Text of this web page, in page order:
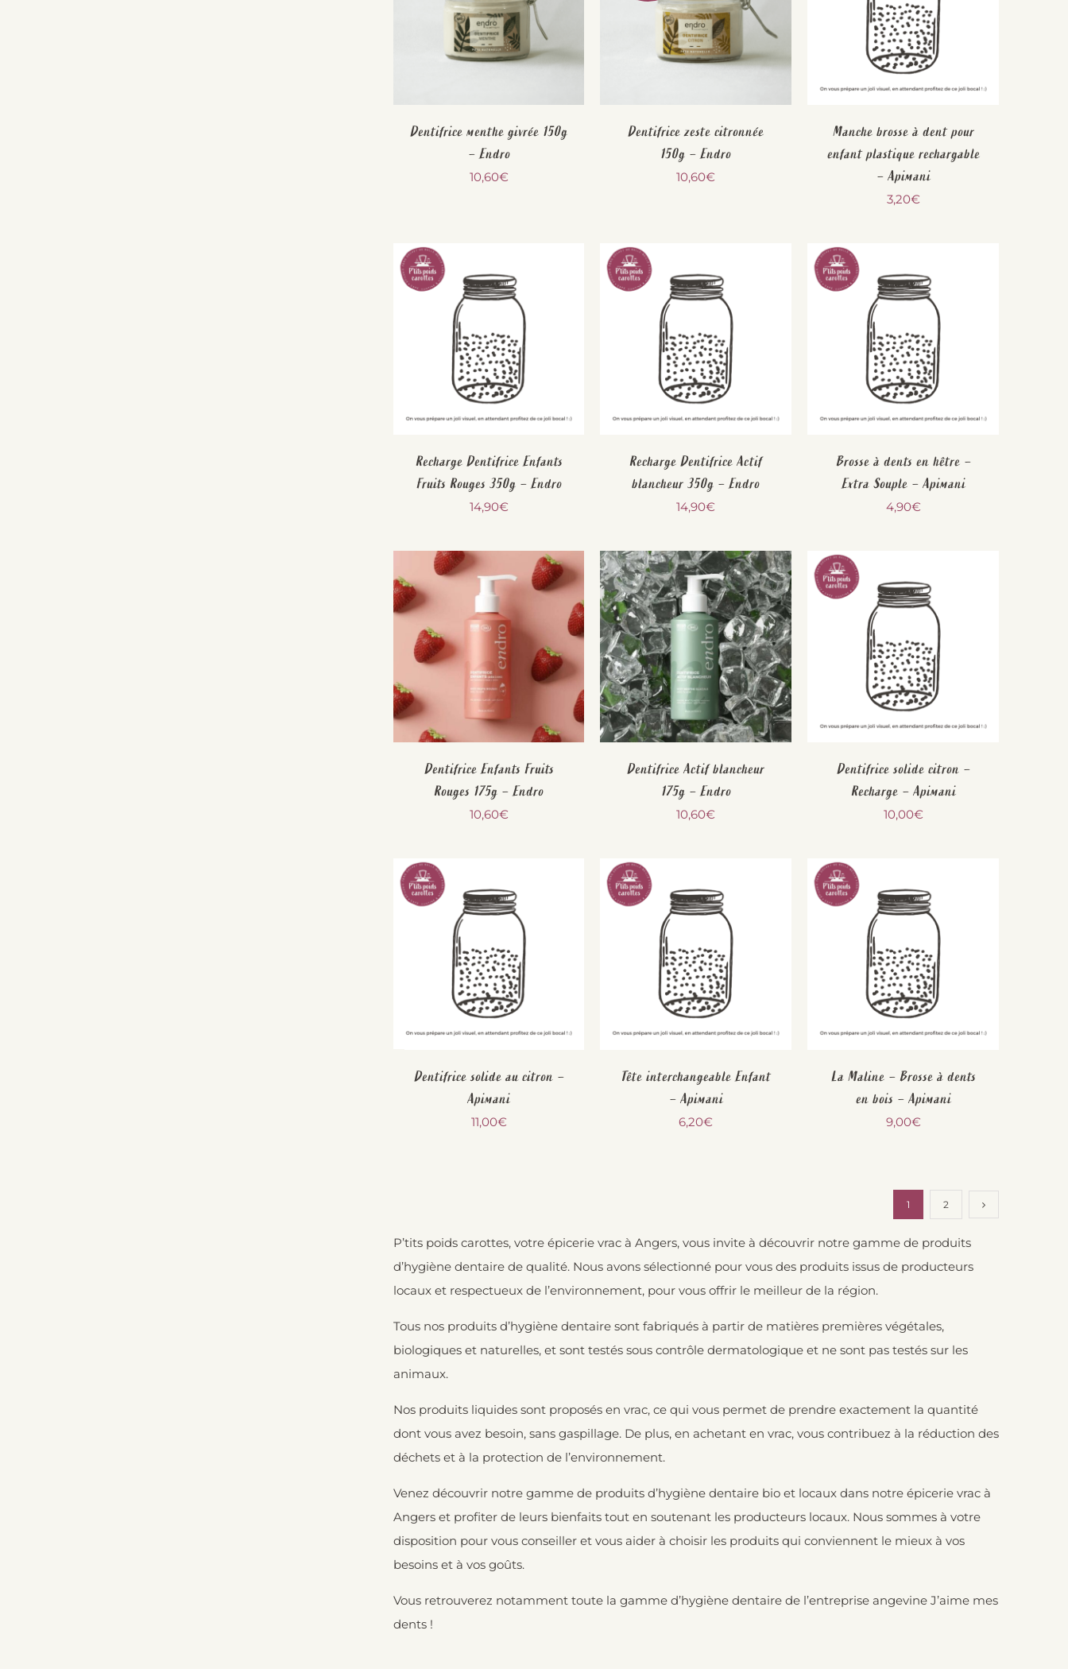
Dentifrice menthe givrée 150g
– Endro
10,60€
Dentifrice zeste citronnée
150g – Endro
10,60€
Manche brosse à dent pour
enfant plastique rechargable
– Apimani
3,20€
Recharge Dentifrice Enfants
Fruits Rouges 350g – Endro
14,90€
Recharge Dentifrice Actif
blancheur 350g – Endro
14,90€
Brosse à dents en hêtre –
Extra Souple – Apimani
4,90€
Dentifrice Enfants Fruits
Rouges 175g – Endro
10,60€
Dentifrice Actif blancheur
175g – Endro
10,60€
Dentifrice solide citron –
Recharge – Apimani
10,00€
Dentifrice solide au citron –
Apimani
11,00€
Tête interchangeable Enfant
– Apimani
6,20€
La Maline – Brosse à dents
en bois – Apimani
9,00€
1 2
P’tits poids carottes, votre épicerie vrac à Angers, vous invite à découvrir notre gamme de produits
d’hygiène dentaire de qualité. Nous avons sélectionné pour vous des produits issus de producteurs
locaux et respectueux de l’environnement, pour vous offrir le meilleur de la région.
Tous nos produits d’hygiène dentaire sont fabriqués à partir de matières premières végétales,
biologiques et naturelles, et sont testés sous contrôle dermatologique et ne sont pas testés sur les
animaux.
Nos produits liquides sont proposés en vrac, ce qui vous permet de prendre exactement la quantité
dont vous avez besoin, sans gaspillage. De plus, en achetant en vrac, vous contribuez à la réduction des
déchets et à la protection de l’environnement.
Venez découvrir notre gamme de produits d’hygiène dentaire bio et locaux dans notre épicerie vrac à
Angers et profiter de leurs bienfaits tout en soutenant les producteurs locaux. Nous sommes à votre
disposition pour vous conseiller et vous aider à choisir les produits qui conviennent le mieux à vos
besoins et à vos goûts.
Vous retrouverez notamment toute la gamme d’hygiène dentaire de l’entreprise angevine J’aime mes
dents !